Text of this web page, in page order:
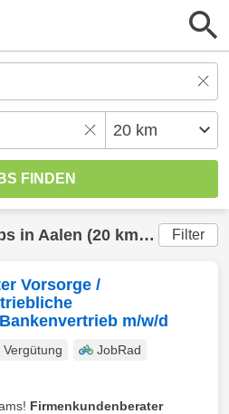
in Aalen (20 km) gefunden Filter
Vorsorge /
m/w/d
JobRad
Firmenkundenberater